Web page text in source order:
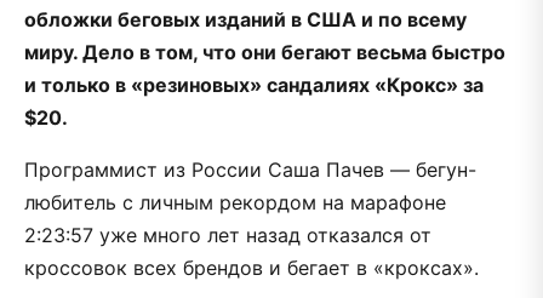
обложки беговых изданий в США и по всему
миру. Дело в том, что они бегают весьма быстро
и только в «резиновых» сандалиях «Крокс» за
$20.
Программист из России Саша Пачев — бегун-
любитель с личным рекордом на марафоне
2:23:57 уже много лет назад отказался от
кроссовок всех брендов и бегает в «кроксах».